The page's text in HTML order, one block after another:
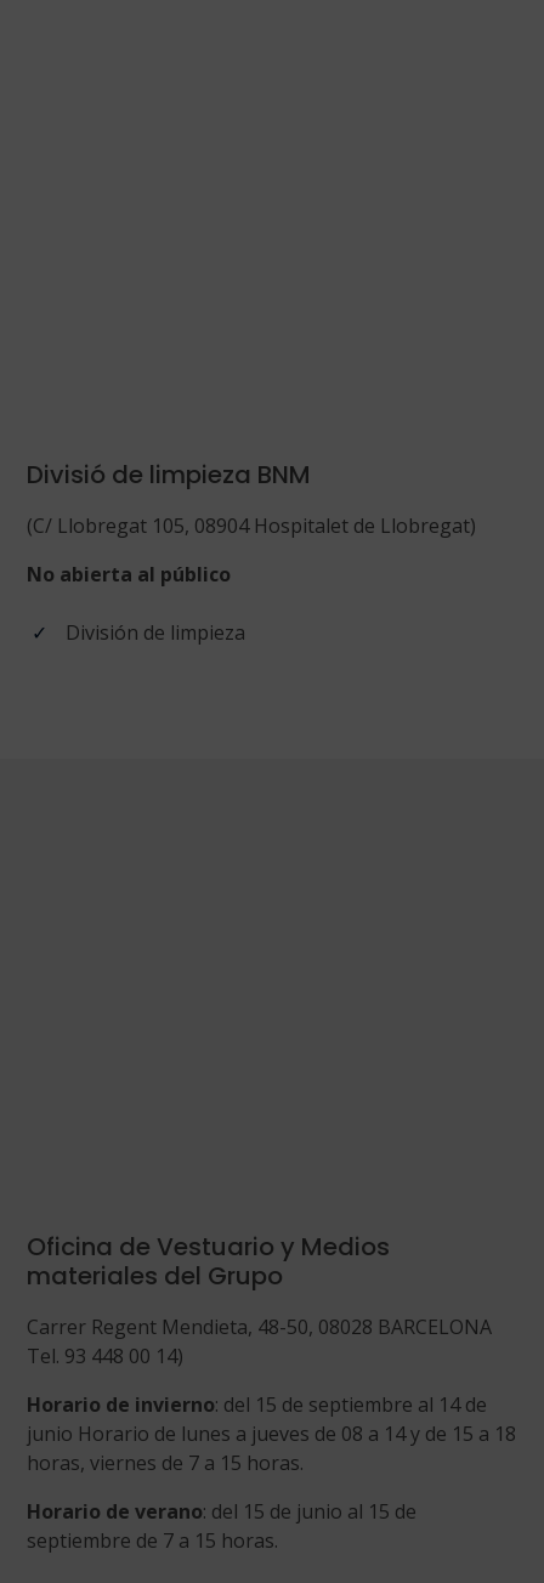
Divisió de limpieza BNM
(C/ Llobregat 105, 08904 Hospitalet de Llobregat)
No abierta al público
División de limpieza
Oficina de Vestuario y Medios
materiales del Grupo
Carrer Regent Mendieta, 48-50, 08028 BARCELONA
Tel. 93 448 00 14)
Horario de invierno: del 15 de septiembre al 14 de
junio Horario de lunes a jueves de 08 a 14 y de 15 a 18
horas, viernes de 7 a 15 horas.
Horario de verano: del 15 de junio al 15 de
septiembre de 7 a 15 horas.